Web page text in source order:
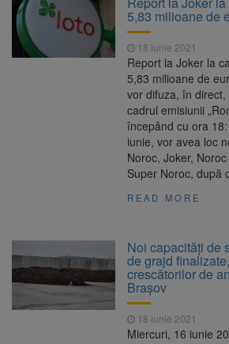
Ormeniș
6 august 2026
AUR a lansat platforma
suspeND.ro pentru urmărirea inițiativei de
suspendare a președintelui Nicușor Dan
Înalta Curte analizează
dosarul lui Călin Georgescu și Horațiu
Judecătorii decid dacă începe procesul
Strategia națională
biodiversitate 2026-2030, adoptată de
Proiectul merge la promulgare
5,83 milioane de
18 iunie 2021
Report la Joker la
5,83 milioane de
vor difuza, în
cadrul emisiunii
începând cu ora
iunie, vor avea loc
Noroc, Joker,
Super Noroc,
READ MORE
Noi capacităţi de
de grajd
crescătorilor de
Braşov
18 iunie 2021
Miercuri, 16 iunie